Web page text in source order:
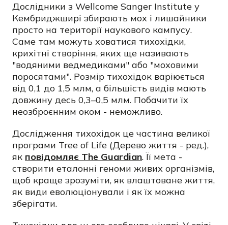
Дослідники з Wellcome Sanger Institute у
Кембриджширі збирають мох і лишайники
просто на території наукового кампусу.
Саме там можуть ховатися тихохідки,
крихітні створіння, яких ще називають
"водяними ведмедиками" або "моховими
поросятами". Розмір тихохідок варіюється
від 0,1 до 1,5 млм, а більшість видів мають
довжину десь 0,3–0,5 млм. Побачити їх
неозброєнним оком - неможливо.
Дослідження тихохідок це частина великої
програми Tree of Life (Дерево життя - ред.),
як повідомляє The Guardian. Її мета -
створити еталонні геноми живих організмів,
щоб краще зрозуміти, як влаштоване життя,
як види еволюціонували і як їх можна
зберігати.